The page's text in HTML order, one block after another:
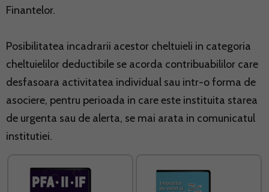
Finantelor.
Posibilitatea incadrarii acestor cheltuieli in categoria
cheltuielilor deductibile se acorda contribuabililor care
desfasoara activitatea individual sau intr-o forma de
asociere, pentru perioada in care este instituita starea
de urgenta sau de alerta, se mai arata in comunicatul
institutiei.